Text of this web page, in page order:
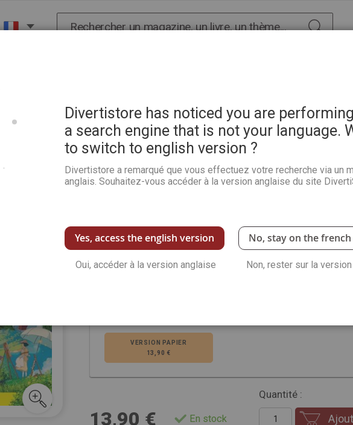
série n°2
Studio GHIBLI, le guide non officiel -
n°2
Soyez le premier à commenter ce produit
toutes les anecdotes autour de chacun des films créés par le
d'AKIBA magazineest entièrement consacré à l'aventure GHIBLI,
VERSION PAPIER
13,90 €
13,90 € En stock
Quantité :
Divertistore has noticed you are
a search engine that is not your language.
to switch to english version ?
Divertistore a remarqué que vous effectuez votre recherche via un
anglais. Souhaitez-vous accéder à la version anglaise du site
Yes, access the english version
Oui, accéder à la version anglaise
No, stay on the
Non, rester sur la